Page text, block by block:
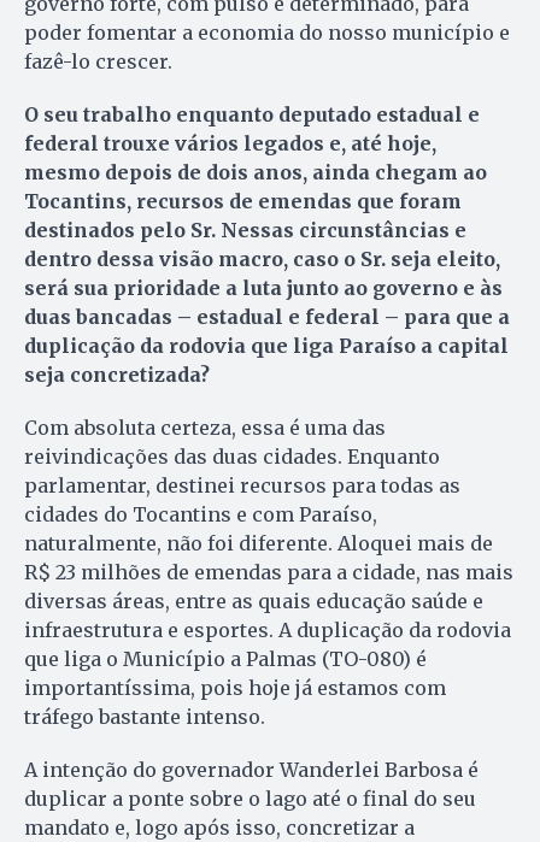
poder fomentar a economia do nosso município e
fazê-lo crescer.
O seu trabalho enquanto deputado estadual e
federal trouxe vários legados e, até hoje,
mesmo depois de dois anos, ainda chegam ao
Tocantins, recursos de emendas que foram
destinados pelo Sr. Nessas circunstâncias e
dentro dessa visão macro, caso o Sr. seja eleito,
será sua prioridade a luta junto ao governo e às
duas bancadas – estadual e federal – para que a
duplicação da rodovia que liga Paraíso a capital
seja concretizada?
Com absoluta certeza, essa é uma das
reivindicações das duas cidades. Enquanto
parlamentar, destinei recursos para todas as
cidades do Tocantins e com Paraíso,
naturalmente, não foi diferente. Aloquei mais de
R$ 23 milhões de emendas para a cidade, nas mais
diversas áreas, entre as quais educação saúde e
infraestrutura e esportes. A duplicação da rodovia
que liga o Município a Palmas (TO-080) é
importantíssima, pois hoje já estamos com
tráfego bastante intenso.
A intenção do governador Wanderlei Barbosa é
duplicar a ponte sobre o lago até o final do seu
mandato e, logo após isso, concretizar a